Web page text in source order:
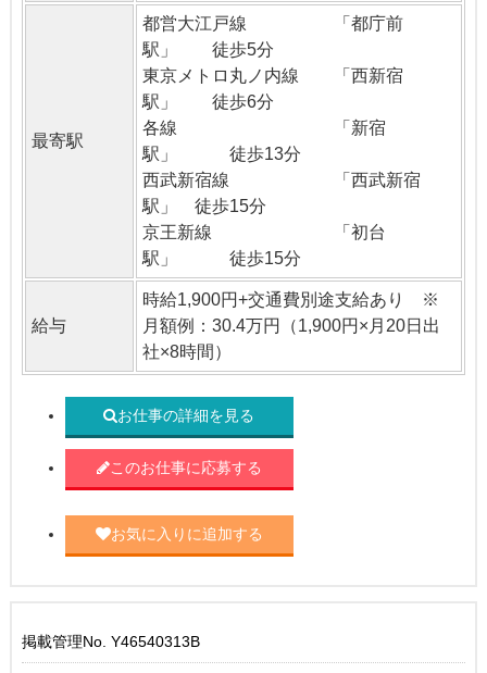
最寄駅
都営大江戸線 「都庁前
駅」 徒歩5分
東京メトロ丸ノ内線 「西新宿
駅」 徒歩6分
各線 「新宿
駅」 徒歩13分
西武新宿線 「西武新宿
駅」 徒歩15分
京王新線 「初台
駅」 徒歩15分
給与
時給1,900円+交通費別途支給あり ※
月額例：30.4万円（1,900円×月20日出
社×8時間）
お仕事の詳細を見る
このお仕事に応募する
お気に入りに追加する
掲載管理No. Y46540313B